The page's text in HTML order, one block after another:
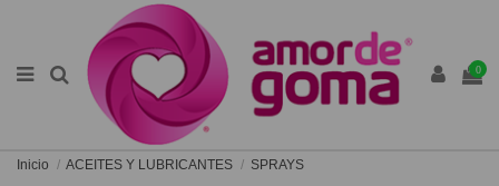
0
Inicio ACEITES Y LUBRICANTES SPRAYS